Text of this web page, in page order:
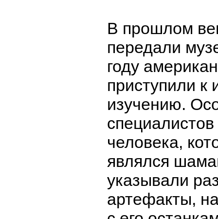
В прошлом
передали
году
приступили к
изучению.
человека,
являлся
указывали
артефакты,